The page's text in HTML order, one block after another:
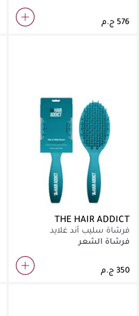
THE HAIR ADDICT
فرشاة سليب أند غلايد
فرشاة الشعر